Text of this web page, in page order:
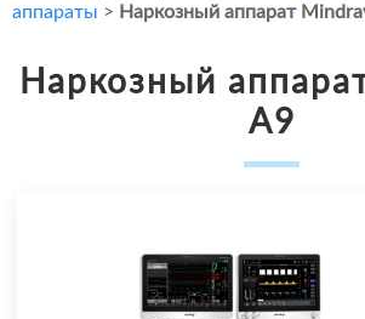
аппараты > Наркозный аппарат
Наркозный
A9